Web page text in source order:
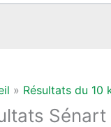
Résultats du 10
Sénart